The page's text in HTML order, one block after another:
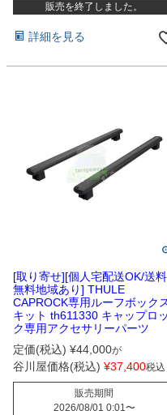
販売を終了しました。
詳細を見る
[取り寄せ][個人宅配送OK/送料
無料地域あり] THULE
CAPROCK専用ルーフボック
キット th611330 キャップロッ
ク専用アクセサリーパーツ
定価(税込) ¥44,000が
谷川屋価格(税込) ¥37,400税込
販売期間
2026/08/01 0:01〜